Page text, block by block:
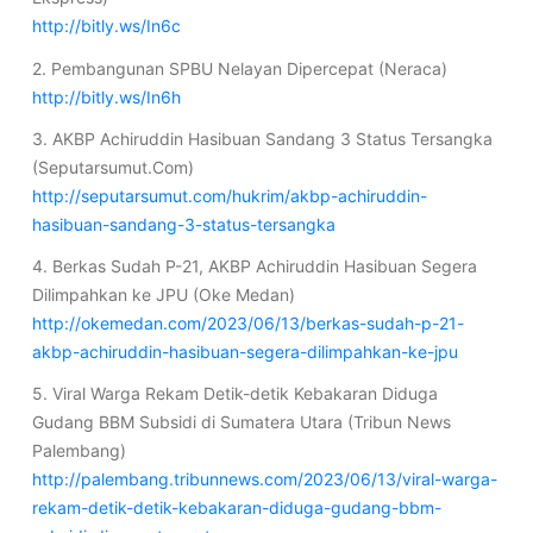
http://bitly.ws/In6c
2. Pembangunan SPBU Nelayan Dipercepat (Neraca)
http://bitly.ws/In6h
3. AKBP Achiruddin Hasibuan Sandang 3 Status Tersangka
(Seputarsumut.Com)
http://seputarsumut.com/hukrim/akbp-achiruddin-
hasibuan-sandang-3-status-tersangka
4. Berkas Sudah P-21, AKBP Achiruddin Hasibuan Segera
Dilimpahkan ke JPU (Oke Medan)
http://okemedan.com/2023/06/13/berkas-sudah-p-21-
akbp-achiruddin-hasibuan-segera-dilimpahkan-ke-jpu
5. Viral Warga Rekam Detik-detik Kebakaran Diduga
Gudang BBM Subsidi di Sumatera Utara (Tribun News
Palembang)
http://palembang.tribunnews.com/2023/06/13/viral-warga-
rekam-detik-detik-kebakaran-diduga-gudang-bbm-